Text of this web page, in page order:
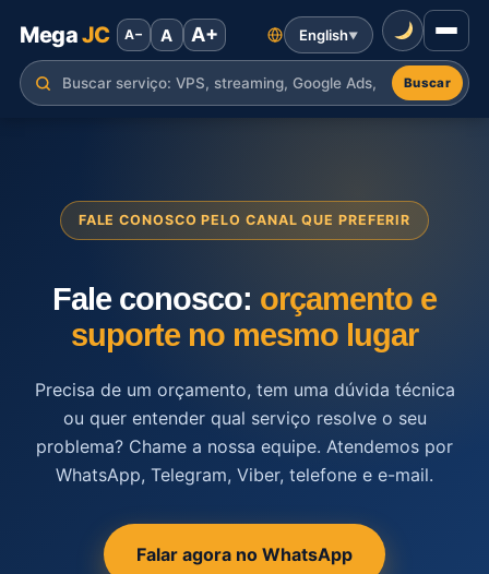
MegaJC
Buscar
A− A A+ English▼
FALE CONOSCO PELO CANAL QUE PREFERIR
Fale conosco: orçamento e
suporte no mesmo lugar
Precisa de um orçamento, tem uma dúvida técnica
ou quer entender qual serviço resolve o seu
problema? Chame a nossa equipe. Atendemos por
WhatsApp, Telegram, Viber, telefone e e-mail.
Falar agora no WhatsApp